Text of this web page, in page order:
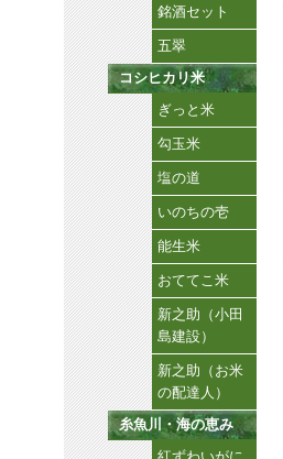
銘酒セット
五翠
コシヒカリ米
ぎっと米
勾玉米
塩の道
いのちの壱
能生米
おててこ米
新之助（小田
島建設）
新之助（お米
の配達人）
糸魚川・海の恵み